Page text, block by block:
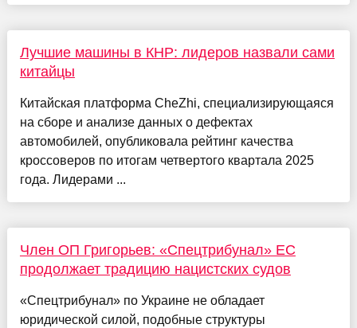
Лучшие машины в КНР: лидеров назвали сами
китайцы
Китайская платформа CheZhi, специализирующаяся
на сборе и анализе данных о дефектах
автомобилей, опубликовала рейтинг качества
кроссоверов по итогам четвертого квартала 2025
года. Лидерами ...
Член ОП Григорьев: «Спецтрибунал» ЕС
продолжает традицию нацистских судов
«Спецтрибунал» по Украине не обладает
юридической силой, подобные структуры